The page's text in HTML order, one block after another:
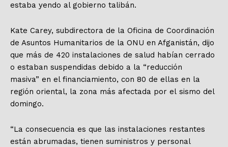
estaba yendo al gobierno talibán.
Kate Carey, subdirectora de la Oficina de Coordinación
de Asuntos Humanitarios de la ONU en Afganistán, dijo
que más de 420 instalaciones de salud habían cerrado
o estaban suspendidas debido a la “reducción
masiva” en el financiamiento, con 80 de ellas en la
región oriental, la zona más afectada por el sismo del
domingo.
“La consecuencia es que las instalaciones restantes
están abrumadas, tienen suministros y personal